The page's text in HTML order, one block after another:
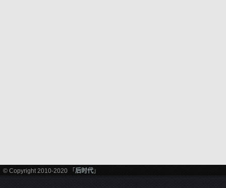
© Copyright 2010-2020 「 后时代 」